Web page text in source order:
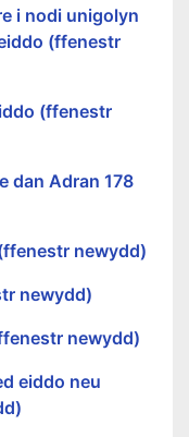
i nodi unigolyn
(ffenestr
(ffenestr
dan Adran 178
newydd)
newydd)
newydd)
eiddo neu